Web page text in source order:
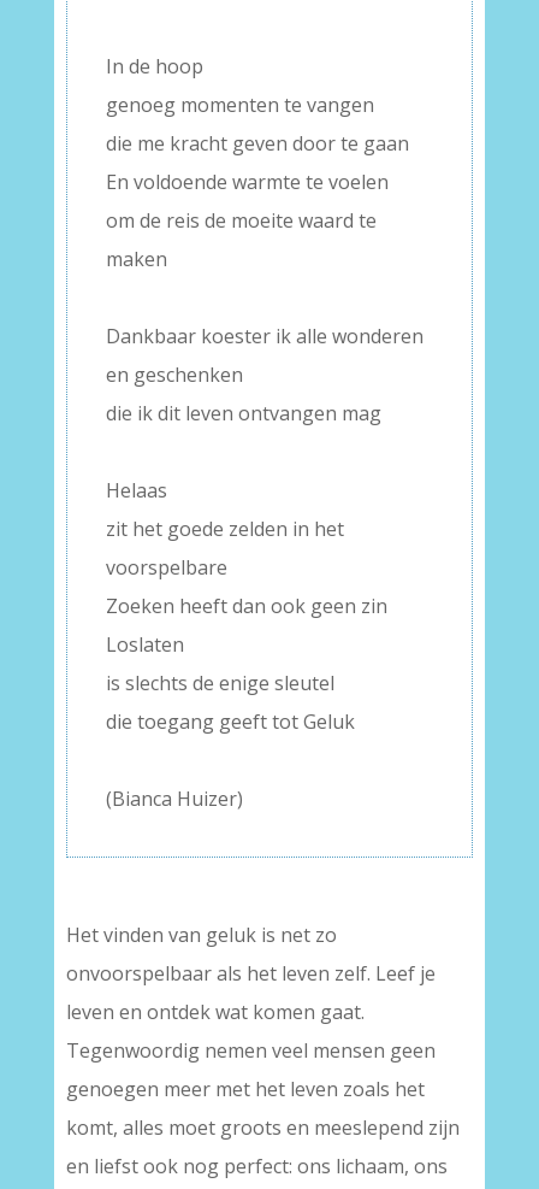
In de hoop
genoeg momenten te vangen
die me kracht geven door te gaan
En voldoende warmte te voelen
om de reis de moeite waard te
maken
Dankbaar koester ik alle wonderen
en geschenken
die ik dit leven ontvangen mag
Helaas
zit het goede zelden in het
voorspelbare
Zoeken heeft dan ook geen zin
Loslaten
is slechts de enige sleutel
die toegang geeft tot Geluk
(Bianca Huizer)
Het vinden van geluk is net zo
onvoorspelbaar als het leven zelf. Leef je
leven en ontdek wat komen gaat.
Tegenwoordig nemen veel mensen geen
genoegen meer met het leven zoals het
komt, alles moet groots en meeslepend zijn
en liefst ook nog perfect: ons lichaam, ons